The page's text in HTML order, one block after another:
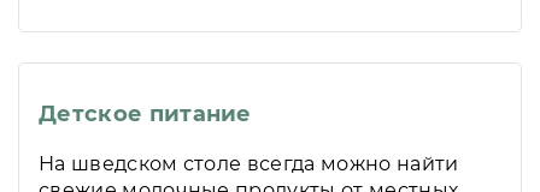
Детское питание
На шведском столе всегда можно найти